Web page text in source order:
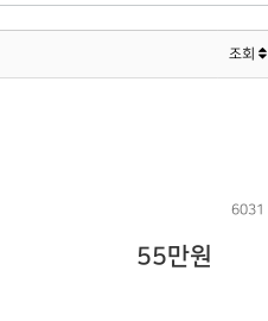
조회
55만원
6031